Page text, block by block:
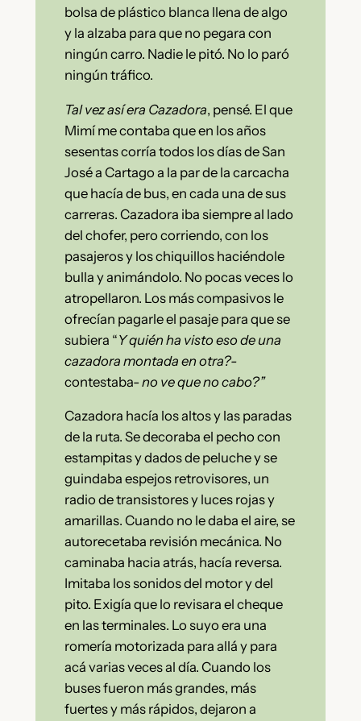
bolsa de plástico blanca llena de algo
y la alzaba para que no pegara con
ningún carro. Nadie le pitó. No lo paró
ningún tráfico.
Tal vez así era Cazadora, pensé. El que
Mimí me contaba que en los años
sesentas corría todos los días de San
José a Cartago a la par de la carcacha
que hacía de bus, en cada una de sus
carreras. Cazadora iba siempre al lado
del chofer, pero corriendo, con los
pasajeros y los chiquillos haciéndole
bulla y animándolo. No pocas veces lo
atropellaron. Los más compasivos le
ofrecían pagarle el pasaje para que se
subiera “Y quién ha visto eso de una
cazadora montada en otra?-
contestaba-no ve que no cabo?”
Cazadora hacía los altos y las paradas
de la ruta. Se decoraba el pecho con
estampitas y dados de peluche y se
guindaba espejos retrovisores, un
radio de transistores y luces rojas y
amarillas. Cuando no le daba el aire, se
autorecetaba revisión mecánica. No
caminaba hacia atrás, hacía reversa.
Imitaba los sonidos del motor y del
pito. Exigía que lo revisara el cheque
en las terminales. Lo suyo era una
romería motorizada para allá y para
acá varias veces al día. Cuando los
buses fueron más grandes, más
fuertes y más rápidos, dejaron a